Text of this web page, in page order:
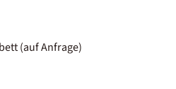
(auf Anfrage)